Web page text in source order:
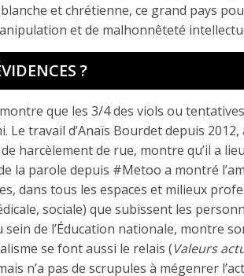
et chrétienne, ce grand pays
et de malhonnêteté
?
que les 3/4 des viols ou
Le travail d’Anaïs Bourdet depuis
harcèlement de rue, montre qu’il a
la parole depuis #Metoo a montré
dans tous les espaces et milieux
sociale) que subissent les
de l’Éducation nationale, montre
se font aussi le relais (Valeurs
n’a pas de scrupules à mégenrer